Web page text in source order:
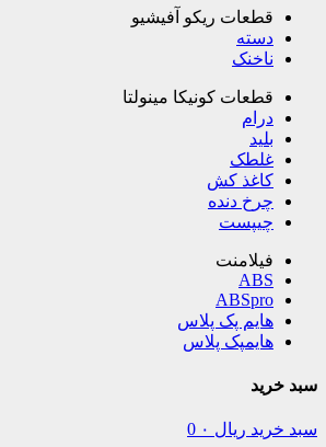
قطعات ریکو آفیشیو
دسته
ناخنک
قطعات کونیکا مینولتا
درام
بلید
غلطک
کاغذ کش
چرخ دنده
چیپست
فیلامنت
ABS
ABSpro
هایم پک پلاس
هایمپک پلاس
سبد خرید
سبد خرید ریال 0